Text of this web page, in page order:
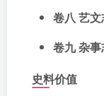
卷八 艺
卷九 杂
史料价值